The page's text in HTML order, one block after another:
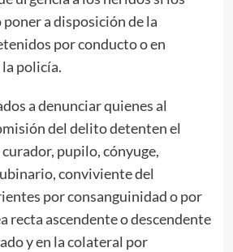
a disposición de la
por conducto o en
policía.
a denunciar quienes al
del delito detenten el
pupilo, cónyuge,
conviviente del
por consanguinidad o por
recta ascendente o descendente
y en la colateral por